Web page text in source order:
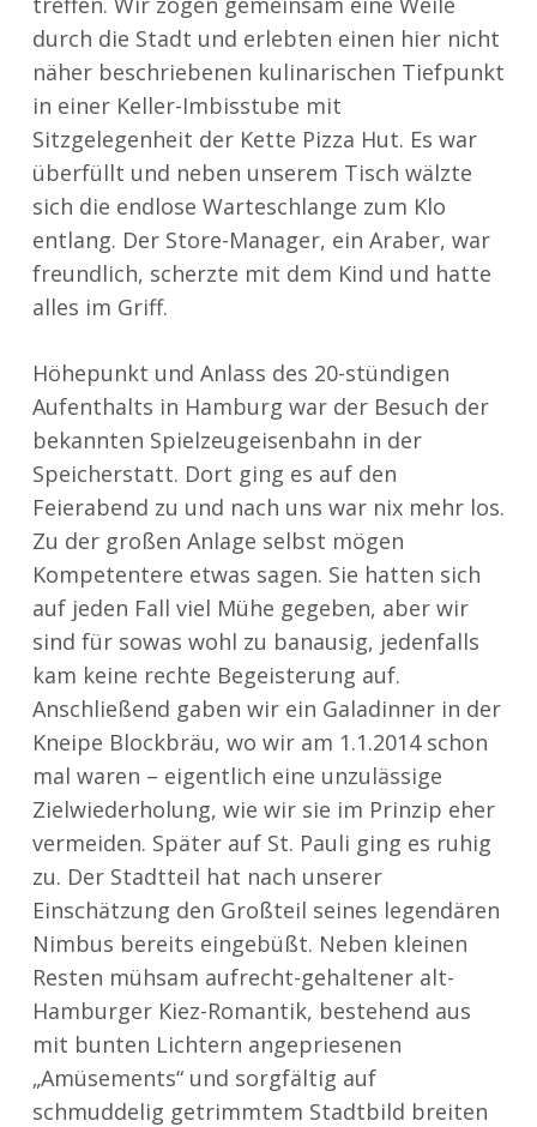
durch die Stadt und erlebten einen hier nicht
näher beschriebenen kulinarischen Tiefpunkt
in einer Keller-Imbisstube mit
Sitzgelegenheit der Kette Pizza Hut. Es war
überfüllt und neben unserem Tisch wälzte
sich die endlose Warteschlange zum Klo
entlang. Der Store-Manager, ein Araber, war
freundlich, scherzte mit dem Kind und hatte
alles im Griff.
Höhepunkt und Anlass des 20-stündigen
Aufenthalts in Hamburg war der Besuch der
bekannten Spielzeugeisenbahn in der
Speicherstatt. Dort ging es auf den
Feierabend zu und nach uns war nix mehr los.
Zu der großen Anlage selbst mögen
Kompetentere etwas sagen. Sie hatten sich
auf jeden Fall viel Mühe gegeben, aber wir
sind für sowas wohl zu banausig, jedenfalls
kam keine rechte Begeisterung auf.
Anschließend gaben wir ein Galadinner in der
Kneipe Blockbräu, wo wir am 1.1.2014 schon
mal waren – eigentlich eine unzulässige
Zielwiederholung, wie wir sie im Prinzip eher
vermeiden. Später auf St. Pauli ging es ruhig
zu. Der Stadtteil hat nach unserer
Einschätzung den Großteil seines legendären
Nimbus bereits eingebüßt. Neben kleinen
Resten mühsam aufrecht-gehaltener alt-
Hamburger Kiez-Romantik, bestehend aus
mit bunten Lichtern angepriesenen
„Amüsements“ und sorgfältig auf
schmuddelig getrimmtem Stadtbild breiten